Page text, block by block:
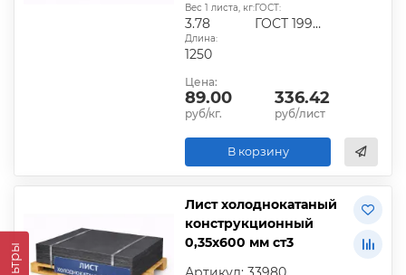
Вес 1 листа, кг:
3.78
ГОСТ:
ГОСТ 19904-90
Длина:
1250
Цена:
89.00
руб/кг.
336.42
руб/лист
В корзину
Лист холоднокатаный
конструкционный
0,35х600 мм ст3